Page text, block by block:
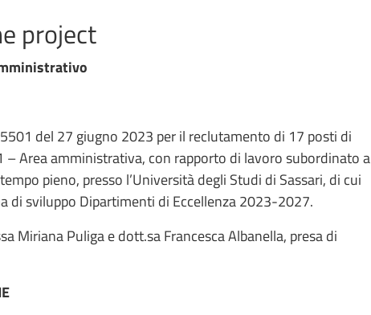
project
del 27 giugno 2023 per il reclutamento di 17 posti di
– Area amministrativa, con rapporto di lavoro subordinato a
pieno, presso l’Università degli Studi di Sassari, di cui
di sviluppo Dipartimenti di Eccellenza 2023-2027.
Miriana Puliga e dott.sa Francesca Albanella, presa di